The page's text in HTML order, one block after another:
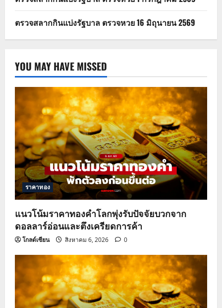
ตรวจสลากกินแบ่งรัฐบาล ตรวจหวย 16 มิถุนายน 2569
YOU MAY HAVE MISSED
ราคาทอง
แนวโน้มราคาทองคำโลกพุ่งรับปัจจัยบวกจาก
ดอลลาร์อ่อนและตึงเครียดการค้า
โกลด์เซียน สิงหาคม 6, 2026 0